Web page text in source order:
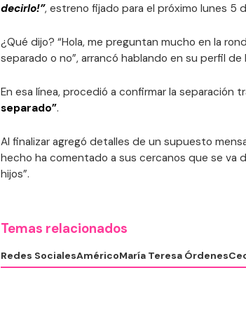
decirlo!”, estreno fijado para el próximo lunes 5
¿Qué dijo? “Hola, me preguntan mucho en la
separado o no”, arrancó hablando en su perfil de
En esa línea, procedió a confirmar la separación
separado”.
Al finalizar agregó detalles de un supuesto
hecho ha comentado a sus cercanos que se va
hijos”.
Temas relacionados
Redes SocialesAméricoMaría Teresa Órdenes